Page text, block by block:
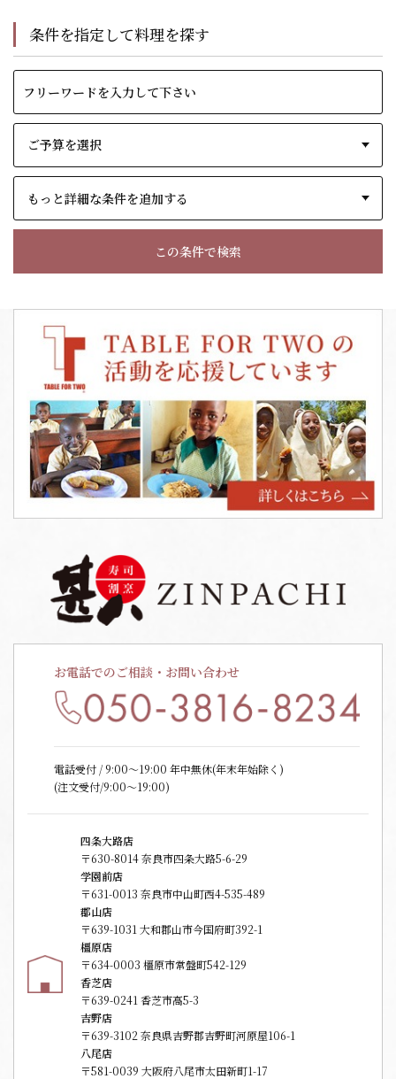
条件を指定して料理を探す
もっと詳細な条件を追加する
この条件で検索
お電話でのご相談・お問い合わせ
電話受付 / 9:00〜19:00 年中無休(年末年始除く)
(注文受付/9:00～19:00)
四条大路店
〒630-8014 奈良市四条大路5-6-29
学園前店
〒631-0013 奈良市中山町西4-535-489
郡山店
〒639-1031 大和郡山市今国府町392-1
橿原店
〒634-0003 橿原市常盤町542-129
香芝店
〒639-0241 香芝市高5-3
吉野店
〒639-3102 奈良県吉野郡吉野町河原屋106-1
八尾店
〒581-0039 大阪府八尾市太田新町1-17